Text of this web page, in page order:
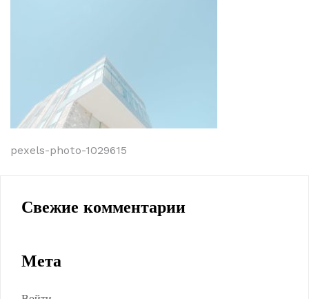
Навигация
записям
pexels-photo-1029615
Свежие комментарии
Мета